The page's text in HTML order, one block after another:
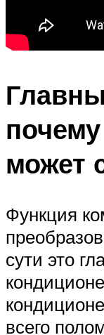
может
Функция
сути это
всего